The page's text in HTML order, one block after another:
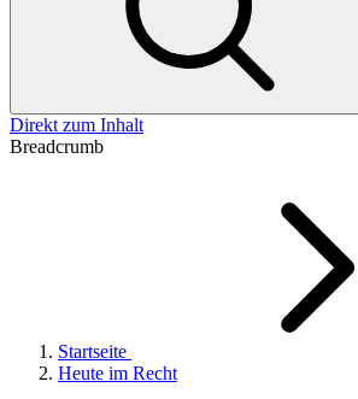
Direkt zum Inhalt
Breadcrumb
Startseite
Heute im Recht